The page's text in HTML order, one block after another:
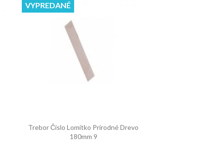
 Rýchly náhľad
Trebor Čislo Lomítko Prírodné Drevo
180mm 9
VYPREDANÉ